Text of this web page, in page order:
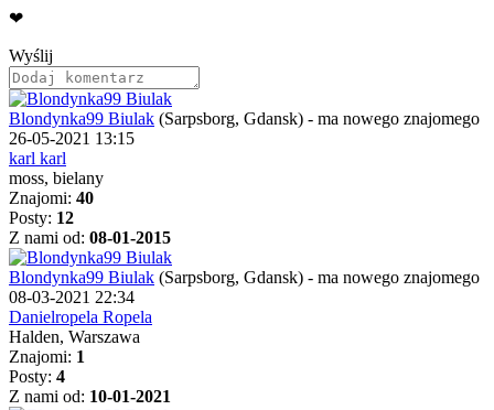
❤
Wyślij
Blondynka99 Biulak (Sarpsborg, Gdansk) - ma nowego znajomego
26-05-2021 13:15
karl karl
moss, bielany
Znajomi: 40
Posty: 12
Z nami od: 08-01-2015
Blondynka99 Biulak (Sarpsborg, Gdansk) - ma nowego znajomego
08-03-2021 22:34
Danielropela Ropela
Halden, Warszawa
Znajomi: 1
Posty: 4
Z nami od: 10-01-2021